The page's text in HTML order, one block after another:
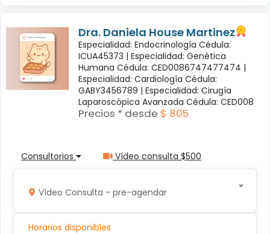
Dra. Daniela House Martinez
Especialidad: Endocrinología Cédula:
ICUA45373 | Especialidad: Genética
Humana Cédula: CED0086747477474 |
Especialidad: Cardiología Cédula:
GABY3456789 | Especialidad: Cirugía
Laparoscópica Avanzada Cédula: CED008
Precios * desde $ 805
Consultorios Vídeo consulta $500
Vídeo Consulta - pre-agendar
Horarios disponibles